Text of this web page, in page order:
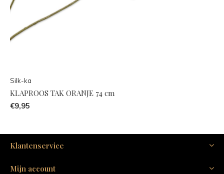
Silk-ka
KLAPROOS TAK ORANJE 74 cm
€9,95
Klantenservice
Mijn account